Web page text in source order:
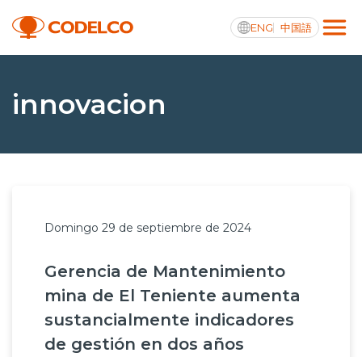
ENG 中国語
Sustentabilidad
Innovación
Inversionistas
innovacion
Domingo 29 de septiembre de 2024
Gerencia de Mantenimiento
mina de El Teniente aumenta
sustancialmente indicadores
de gestión en dos años